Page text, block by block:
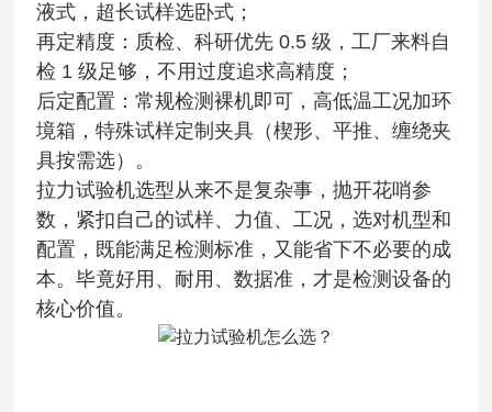
液式，超长试样选卧式；
再定精度：质检、科研优先 0.5 级，工厂来料自
检 1 级足够，不用过度追求高精度；
后定配置：常规检测裸机即可，高低温工况加环
境箱，特殊试样定制夹具（楔形、平推、缠绕夹
具按需选）。
拉力试验机选型从来不是复杂事，抛开花哨参
数，紧扣自己的试样、力值、工况，选对机型和
配置，既能满足检测标准，又能省下不必要的成
本。毕竟好用、耐用、数据准，才是检测设备的
核心价值。